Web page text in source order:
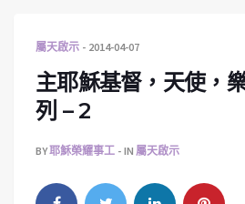
屬天啟示 2014-04-07
主耶穌基督，天使，
列 – 2
BY耶穌榮耀事工 IN 屬天啟示